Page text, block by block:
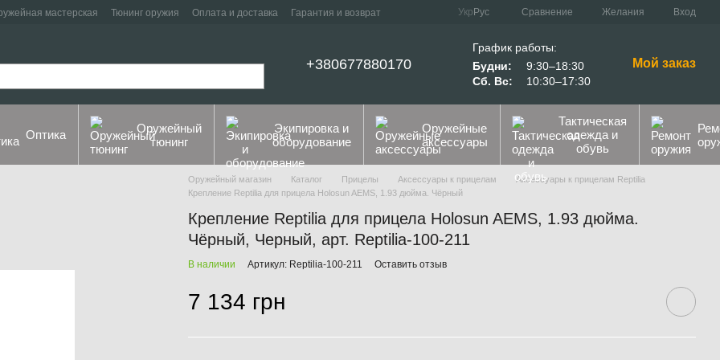
мастерская Тюнинг оружия Оплата и доставка
Гарантия и возврат
Укр Рус Сравнение Желания Вход
+380677880170
График работы:
Будни:
9:30–18:30
Сб. Вс:
10:30–17:30
Мой заказ
Оптика
Оружейный
тюнинг
Экипировка и
оборудование
Оружейные
аксессуары
Тактическая
одежда и
обувь
Оружейный магазин Каталог Прицелы Аксессуары к прицелам
Аксессуары к прицелам Reptilia
Крепление Reptilia для прицела Holosun AEMS, 1.93 дюйма. Чёрный
Крепление Reptilia для прицела Holosun AEMS, 1.93 дюйма.
Чёрный, Черный, арт. Reptilia-100-211
В наличии Артикул: Reptilia-100-211 Оставить отзыв
7 134 грн